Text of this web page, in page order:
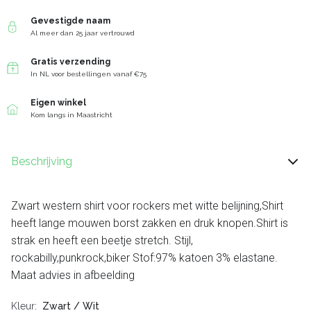
Gevestigde naam
Al meer dan 25 jaar vertrouwd
Gratis verzending
In NL voor bestellingen vanaf €75
Eigen winkel
Kom langs in Maastricht
Beschrijving
Zwart western shirt voor rockers met witte belijning,Shirt
heeft lange mouwen borst zakken en druk knopen.Shirt is
strak en heeft een beetje stretch. Stijl,
rockabilly,punkrock,biker Stof:97% katoen 3% elastane.
Maat advies in afbeelding
Kleur Zwart / Wit